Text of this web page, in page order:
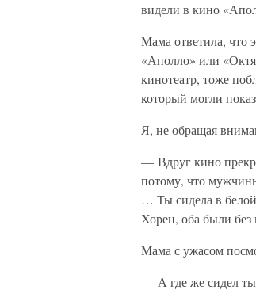
видели в кино
Мама ответила, что
«Аполло» или
кинотеатр, тоже
который могли
Я, не обращая
— Вдруг кино
потому, что
… Ты сидела в
Хорен, оба были
Мама с ужасом
— А где же сидел